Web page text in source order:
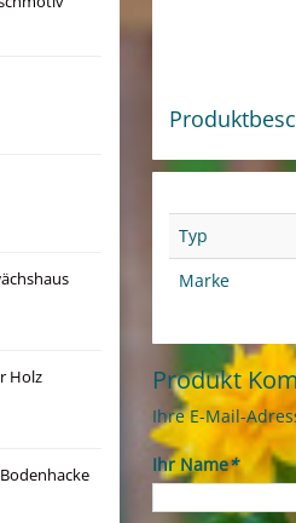
Holz
Typ
Marke
Produkt
Ihre E-Mail-
Ihr Name*